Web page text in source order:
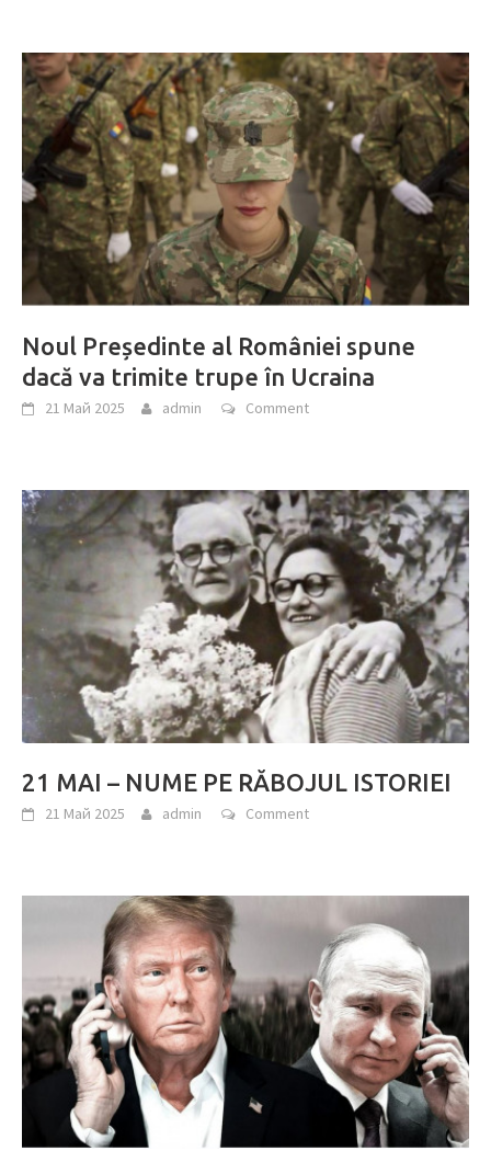
Noul Președinte al României spune
dacă va trimite trupe în Ucraina
21 Май 2025 admin Comment
21 MAI – NUME PE RĂBOJUL ISTORIEI
21 Май 2025 admin Comment